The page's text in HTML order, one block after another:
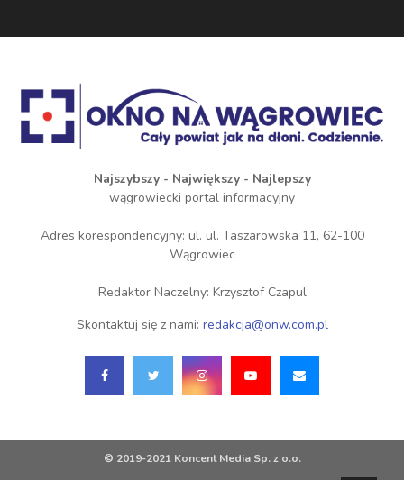
Najszybszy - Największy - Najlepszy
wągrowiecki portal informacyjny
Adres korespondencyjny: ul. ul. Taszarowska 11, 62-100
Wągrowiec
Redaktor Naczelny: Krzysztof Czapul
Skontaktuj się z nami: redakcja@onw.com.pl
© 2019-2021 Koncent Media Sp. z o.o.